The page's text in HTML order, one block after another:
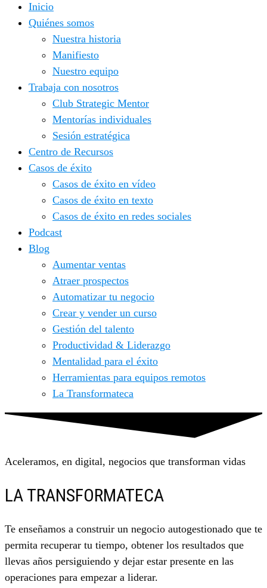
Inicio
Quiénes somos
Nuestra historia
Manifiesto
Nuestro equipo
Trabaja con nosotros
Club Strategic Mentor
Mentorías individuales
Sesión estratégica
Centro de Recursos
Casos de éxito
Casos de éxito en vídeo
Casos de éxito en texto
Casos de éxito en redes sociales
Podcast
Blog
Aumentar ventas
Atraer prospectos
Automatizar tu negocio
Crear y vender un curso
Gestión del talento
Productividad & Liderazgo
Mentalidad para el éxito
Herramientas para equipos remotos
La Transformateca
Aceleramos, en digital, negocios que transforman vidas
LA TRANSFORMATECA
Te enseñamos a construir un negocio autogestionado que te
permita recuperar tu tiempo, obtener los resultados que
llevas años persiguiendo y dejar estar presente en las
operaciones para empezar a liderar.